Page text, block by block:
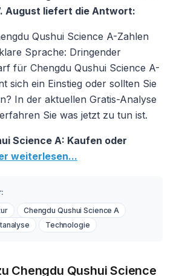
August liefert die Antwort:
Qushui Science A-Zahlen
Sprache: Dringender
für Chengdu Qushui Science A-
sich ein Einstieg oder sollten Sie
In der aktuellen Gratis-Analyse
Sie was jetzt zu tun ist.
Science A: Kaufen oder
weiterlesen...
Chengdu Qushui Science A
Technologie
Chengdu Qushui Science